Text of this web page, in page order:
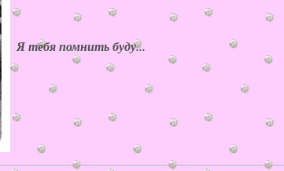
Я тебя помнить буду...